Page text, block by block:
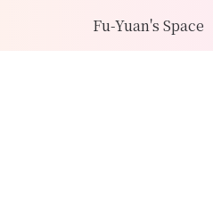
Fu-Yuan's Space